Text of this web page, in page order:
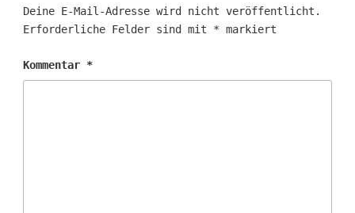
Deine E-Mail-Adresse wird nicht veröffentlicht.
Erforderliche Felder sind mit * markiert
Kommentar *